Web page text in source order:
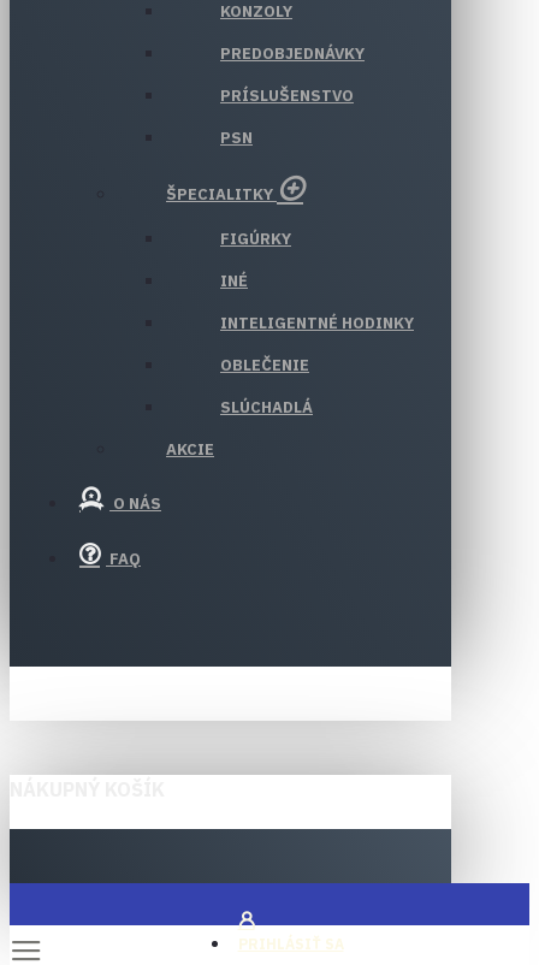
KONZOLY
PREDOBJEDNÁVKY
PRÍSLUŠENSTVO
PSN
ŠPECIALITKY
FIGÚRKY
INÉ
INTELIGENTNÉ HODINKY
OBLEČENIE
SLÚCHADLÁ
AKCIE
O NÁS
FAQ
PRIHLÁSIŤ SA